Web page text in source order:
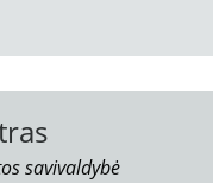
savivaldybė